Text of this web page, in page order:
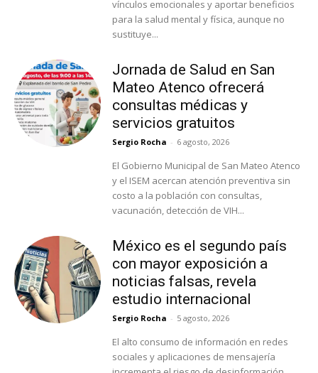
vínculos emocionales y aportar beneficios
para la salud mental y física, aunque no
sustituye...
Jornada de Salud en San
Mateo Atenco ofrecerá
consultas médicas y
servicios gratuitos
Sergio Rocha - 6 agosto, 2026
El Gobierno Municipal de San Mateo Atenco
y el ISEM acercan atención preventiva sin
costo a la población con consultas,
vacunación, detección de VIH...
México es el segundo país
con mayor exposición a
noticias falsas, revela
estudio internacional
Sergio Rocha - 5 agosto, 2026
El alto consumo de información en redes
sociales y aplicaciones de mensajería